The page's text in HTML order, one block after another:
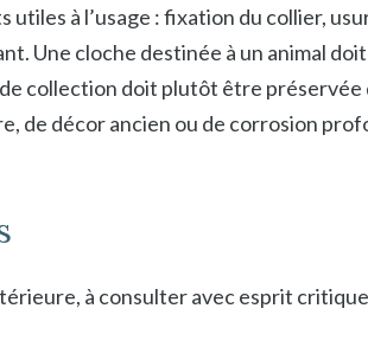
à l’usage : fixation du collier,
Une cloche destinée à un animal
collection doit plutôt être préservée
de décor ancien ou de corrosion
à consulter avec esprit